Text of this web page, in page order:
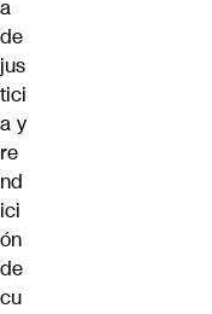
a
de
jus
tici
a y
re
nd
ici
ón
de
cu